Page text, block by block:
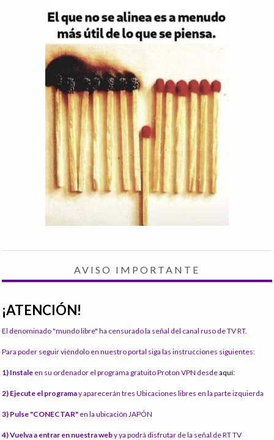
AVISO IMPORTANTE
¡ATENCIÓN!
El denominado "mundo libre" ha censurado la señal del canal ruso de TV RT.
Para poder seguir viéndolo en nuestro portal siga las instrucciones siguientes:
1) Instale en su ordenador el programa gratuito Proton VPN desdeaquí:
2) Ejecute el programay aparecerán tres Ubicaciones libres en la parte izquierda
3) Pulse "CONECTAR" en la ubicación JAPÓN
4) Vuelva a entrar en nuestra weby ya podrá disfrutar de la señal de RT TV